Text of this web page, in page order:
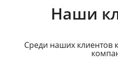
Наши
Среди наших клиентов